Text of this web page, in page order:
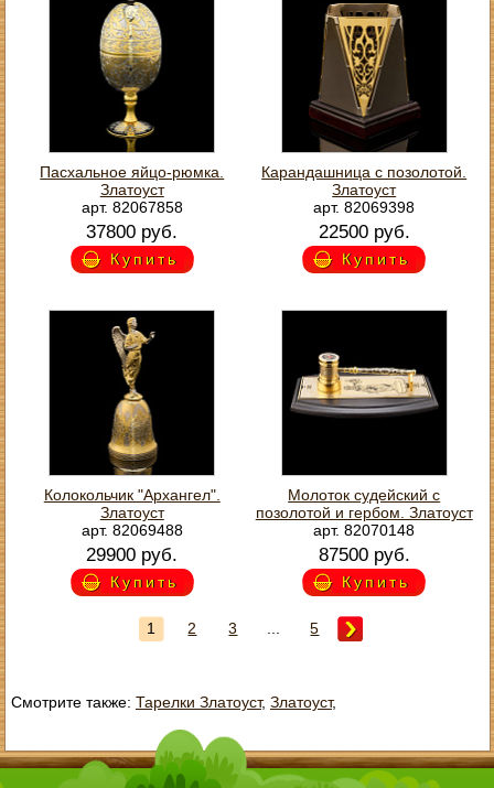
Пасхальное яйцо-рюмка.
Златоуст
арт. 82067858
37800 руб.
Купить
Карандашница с позолотой.
Златоуст
арт. 82069398
22500 руб.
Купить
Колокольчик "Архангел".
Златоуст
арт. 82069488
29900 руб.
Купить
Молоток судейский с
позолотой и гербом. Златоуст
арт. 82070148
87500 руб.
Купить
1 2 3 5
Смотрите также: Тарелки Златоуст, Златоуст,